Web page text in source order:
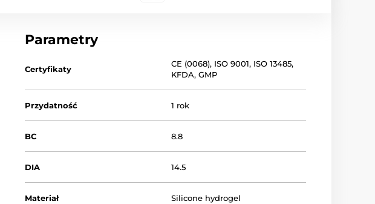
Parametry
Certyfikaty
CE (0068), ISO 9001, ISO 13485,
KFDA,GMP
Przydatność 1 rok
BC 8.8
DIA 14.5
Materiał Silicone hydrogel